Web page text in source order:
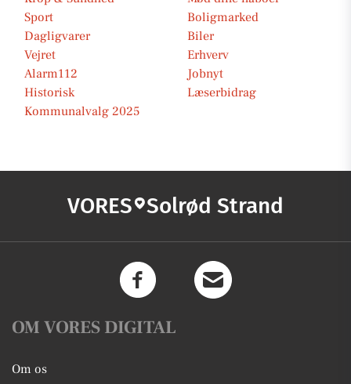
Sport
Boligmarked
Dagligvarer
Biler
Vejret
Erhverv
Alarm112
Jobnyt
Historisk
Læserbidrag
Kommunalvalg 2025
VORES Solrød Strand
OM VORES DIGITAL
Om os